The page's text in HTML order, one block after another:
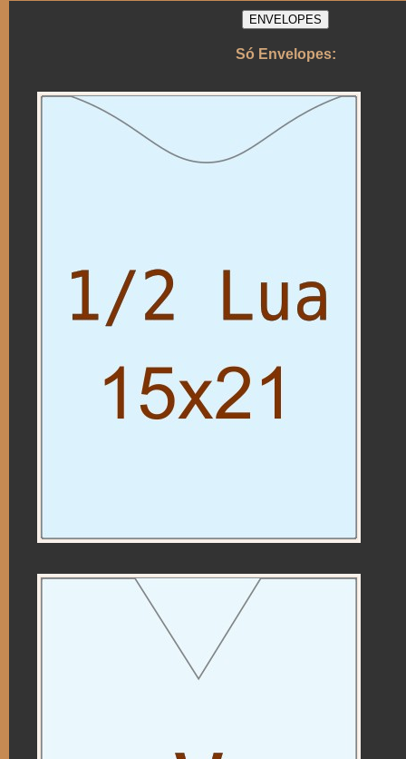
ENVELOPES
Só Envelopes: